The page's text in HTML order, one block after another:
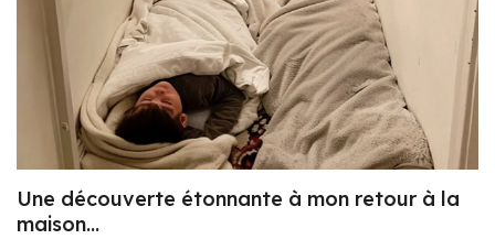
Une découverte étonnante à mon retour à la
maison…